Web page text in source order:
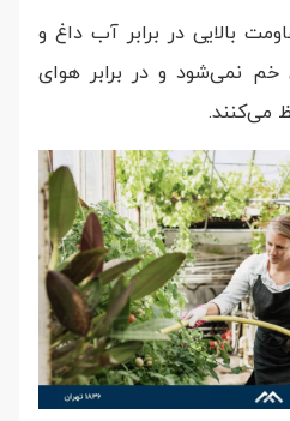
بالایی در برابر آب داغ و
خم نمی‌شود و در برابر هوای
می‌کنند.